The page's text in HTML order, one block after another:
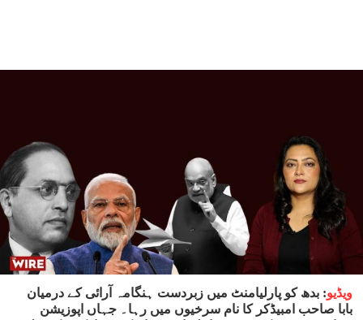
ویڈیو: بدھ کو پارلیامنٹ میں زبردست ہنگامہ آرائی کے درمیان
بابا صاحب امبیڈکر کا نام سرخیوں میں رہا۔ جہاں اپوزیشن